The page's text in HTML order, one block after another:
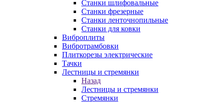
Станки шлифовальные
Станки фрезерные
Станки ленточнопильные
Станки для ковки
Виброплиты
Вибротрамбовки
Плиткорезы электрические
Тачки
Лестницы и стремянки
Назад
Лестницы и стремянки
Стремянки